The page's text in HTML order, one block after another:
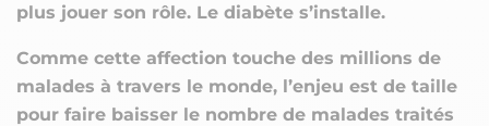
plus jouer son rôle. Le diabète s’installe.
Comme cette affection touche des millions de
malades à travers le monde, l’enjeu est de taille
pour faire baisser le nombre de malades traités